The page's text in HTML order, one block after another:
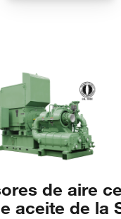
de aire
aceite de la